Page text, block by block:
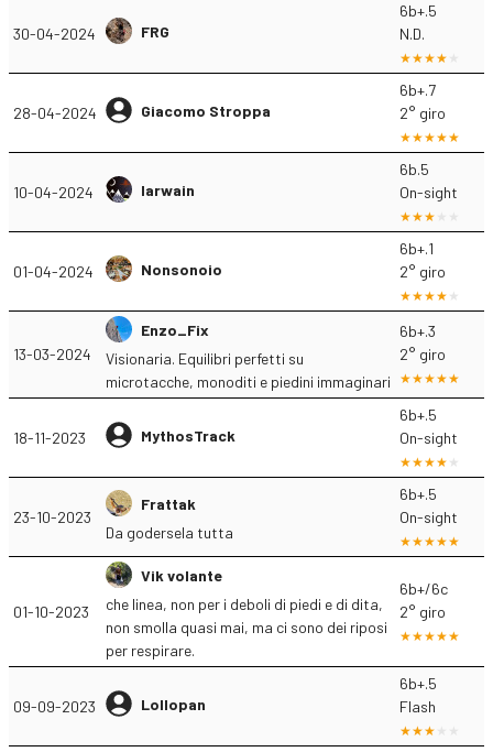
30-04-2024 FRG
6b+.5
N.D.
28-04-2024 Giacomo Stroppa
6b+.7
2° giro
10-04-2024 Iarwain
6b.5
On-sight
01-04-2024 Nonsonoio
6b+.1
2° giro
13-03-2024
Enzo_Fix
Visionaria. Equilibri perfetti su
microtacche, monoditi e piedini immaginari
6b+.3
2° giro
18-11-2023 MythosTrack
6b+.5
On-sight
23-10-2023
Frattak
Da godersela tutta
6b+.5
On-sight
01-10-2023
Vik volante
che linea, non per i deboli di piedi e di dita,
non smolla quasi mai, ma ci sono dei riposi
per respirare.
6b+/6c
2° giro
09-09-2023 Lollopan
6b+.5
Flash